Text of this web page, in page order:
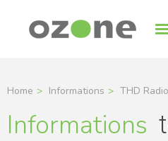
Home Informations THD
Informations